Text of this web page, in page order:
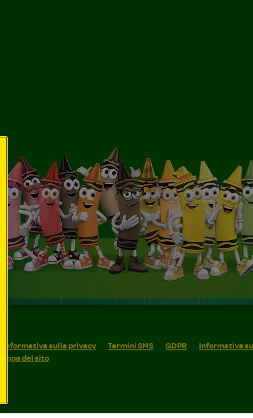
Informativa sulla privacy Termini SMS GDPR Informativa
Mappa del sito